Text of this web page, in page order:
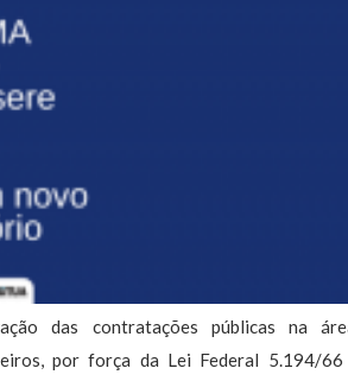
das contratações públicas na
por força da Lei Federal 5.194/